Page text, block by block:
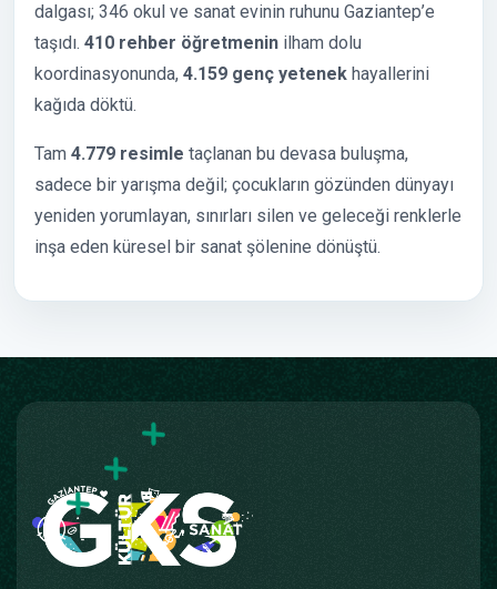
dalgası; 346 okul ve sanat evinin ruhunu Gaziantep’e
taşıdı. 410 rehber öğretmenin ilham dolu
koordinasyonunda, 4.159 genç yetenek hayallerini
kağıda döktü.
Tam 4.779 resimle taçlanan bu devasa buluşma,
sadece bir yarışma değil; çocukların gözünden dünyayı
yeniden yorumlayan, sınırları silen ve geleceği renklerle
inşa eden küresel bir sanat şölenine dönüştü.